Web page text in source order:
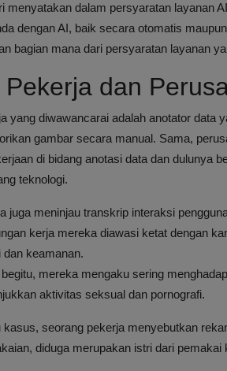
menyatakan dalam persyaratan layanan
dengan AI, baik secara otomatis
bagian mana dari persyaratan layanan
Pekerja dan
yang diwawancarai adalah anotator data
gambar secara manual. Sama,
di bidang anotasi data dan dulunya
teknologi.
juga meninjau transkrip interaksi
kerja mereka diawasi ketat dengan
dan keamanan.
mereka mengaku sering
aktivitas seksual dan pornografi.
kasus, seorang pekerja menyebutkan
diduga merupakan istri dari pemakai